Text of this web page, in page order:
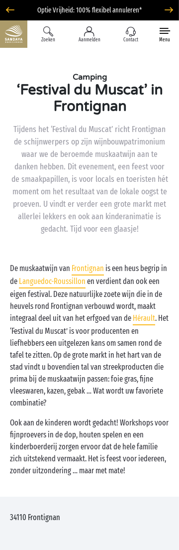
Optie Vrijheid: 100% flexibel annuleren*
Zoeken Aanmelden Contact Menu
Camping
‘Festival du Muscat’ in
Frontignan
Tijdens het ‘Festival du Muscat’ richt Frontignan
de schijnwerpers op zijn wijnbouwpatrimonium
waar we de beroemde muskaatwijn aan te
danken hebben. Dit evenement, een feest voor
de smaakpapillen, is voor locals en toeristen hét
moment om het resultaat van de lokale oogst te
proeven. U vindt er verder een grote markt met
allerlei lekkers en ook aan kinderanimatie is
gedacht. Tijd voor een glaasje!
De muskaatwijn van Frontignan is een heus begrip in
de Languedoc-Roussillon en verdient dan ook een
eigen festival. Deze natuurlijke zoete wijn die in de
heuvels rond Frontignan verbouwd wordt, maakt
integraal deel uit van het erfgoed van de Hérault. Het
‘Festival du Muscat’ is voor producenten en
liefhebbers een uitgelezen kans om samen rond de
tafel te zitten. Op de grote markt in het hart van de
stad vindt u bovendien tal van streekproducten die
prima bij de muskaatwijn passen: foie gras, fijne
vleeswaren, kazen, gebak … Wat wordt uw favoriete
combinatie?
Ook aan de kinderen wordt gedacht! Workshops voor
fijnproevers in de dop, houten spelen en een
kinderboerderij zorgen ervoor dat de hele familie
zich uitstekend vermaakt. Het is feest voor iedereen,
zonder uitzondering … maar met mate!
34110 Frontignan